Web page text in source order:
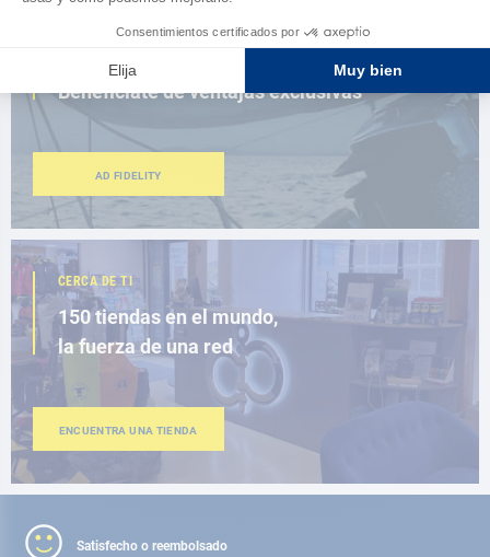
ESPACIO FIDELIDAD
¿Eres apasionado?
Benefíciate de ventajas exclusivas
AD FIDELITY
CERCA DE TI
150 tiendas en el mundo,
la fuerza de una red
ENCUENTRA UNA TIENDA
Satisfecho o reembolsado